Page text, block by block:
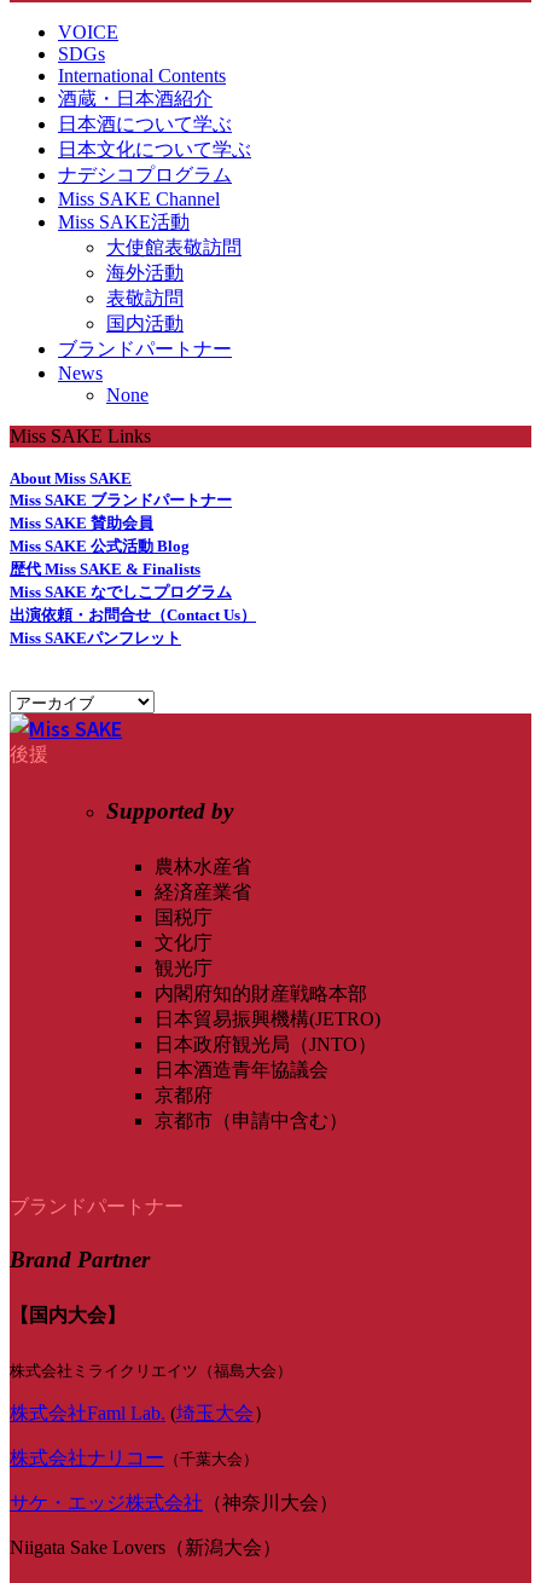
VOICE
SDGs
International Contents
酒蔵・日本酒紹介
日本酒について学ぶ
日本文化について学ぶ
ナデシコプログラム
Miss SAKE Channel
Miss SAKE活動
大使館表敬訪問
海外活動
表敬訪問
国内活動
ブランドパートナー
News
None
Miss SAKE Links
About Miss SAKE
Miss SAKE ブランドパートナー
Miss SAKE 賛助会員
Miss SAKE 公式活動 Blog
歴代 Miss SAKE & Finalists
Miss SAKE なでしこプログラム
出演依頼・お問合せ（Contact Us）
Miss SAKEパンフレット
後援
Supported by
農林水産省
経済産業省
国税庁
文化庁
観光庁
内閣府知的財産戦略本部
日本貿易振興機構(JETRO)
日本政府観光局（JNTO）
日本酒造青年協議会
京都府
京都市（申請中含む）
ブランドパートナー
Brand Partner
【国内大会】
株式会社ミライクリエイツ（福島大会）
株式会社Faml Lab. (埼玉大会）
株式会社ナリコー （千葉大会）
サケ・エッジ株式会社 （神奈川大会）
Niigata Sake Lovers（新潟大会）